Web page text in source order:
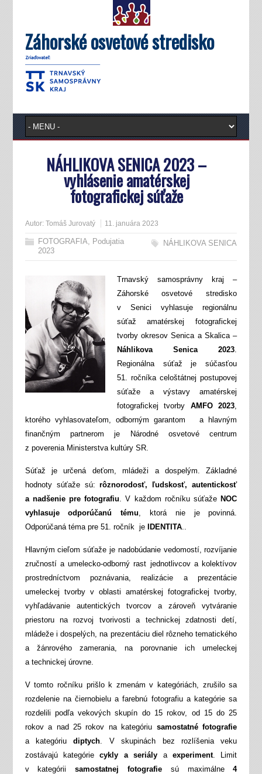
Záhorské osvetové stredisko
NÁHLIKOVA SENICA 2023 –
vyhlásenie amatérskej
fotografickej súťaže
Autor: Tomáš Jurovatý 11. januára 2023
FOTOGRAFIA, Podujatia
2023
NÁHLIKOVA SENICA
Trnavský samosprávny kraj –
Záhorské osvetové stredisko
v Senici vyhlasuje regionálnu
súťaž amatérskej fotografickej
tvorby okresov Senica a Skalica –
Náhlikova Senica 2023.
Regionálna súťaž je súčasťou
51. ročníka celoštátnej postupovej
súťaže a výstavy amatérskej
fotografickej tvorby AMFO 2023,
ktorého vyhlasovateľom, odborným garantom a hlavným
finančným partnerom je Národné osvetové centrum
z poverenia Ministerstva kultúry SR.
Súťaž je určená deťom, mládeži a dospelým. Základné
hodnoty súťaže sú:rôznorodosť, ľudskosť, autentickosť
a nadšenie pre fotografiu. V každom ročníku súťaže NOC
vyhlasuje odporúčanú tému, ktorá nie je povinná.
Odporúčaná téma pre 51. ročník je
IDENTITA..
Hlavným cieľom súťaže je nadobúdanie vedomostí, rozvíjanie
zručností a umelecko-odborný rast jednotlivcov a kolektívov
prostredníctvom poznávania, realizácie a prezentácie
umeleckej tvorby v oblasti amatérskej fotografickej tvorby,
vyhľadávanie autentických tvorcov a zároveň vytváranie
priestoru na rozvoj tvorivosti a technickej zdatnosti detí,
mládeže i dospelých, na prezentáciu diel rôzneho tematického
a žánrového zamerania, na porovnanie ich umeleckej
a technickej úrovne.
V tomto ročníku prišlo k zmenám v kategóriách, zrušilo sa
rozdelenie na čiernobielu a farebnú fotografiu a kategórie sa
rozdelili podľa vekových skupín do 15 rokov, od 15 do 25
rokov a nad 25 rokov na kategóriu samostatné fotografie
a kategóriudiptych. V skupinách bez rozlíšenia veku
zostávajú kategóriecykly a seriály aexperiment. Limit
v kategóriisamostatnej fotografie sú maximálne4